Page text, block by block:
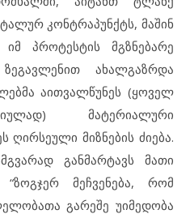
კონტრაპუნქტს, მაშინ
პროტესტის მგზნებარე
ახალგაზრდა
აითვალწუნეს (ყოველ
მატერიალური
მიზნების ძიება.
განმარტავს მათი
“ზოგჯერ მეჩვენება, რომ
გარეშე უიმედობა